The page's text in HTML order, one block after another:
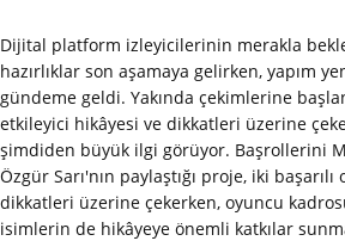
Dijital platform izleyicilerinin merakla
hazırlıklar son aşamaya gelirken, yapım
gündeme geldi. Yakında çekimlerine
etkileyici hikâyesi ve dikkatleri üzerine
şimdiden büyük ilgi görüyor. Başrollerini
Özgür Sarı'nın paylaştığı proje, iki
dikkatleri üzerine çekerken, oyuncu
isimlerin de hikâyeye önemli katkılar